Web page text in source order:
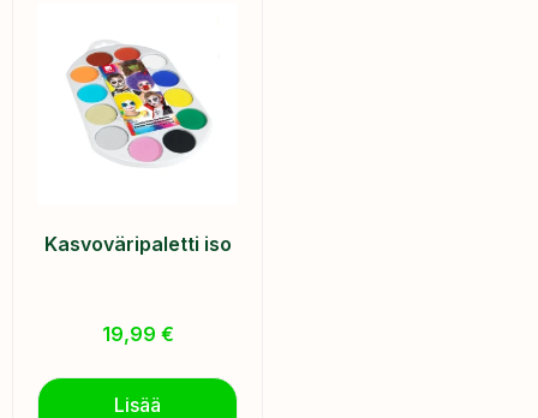
Kasvoväripaletti iso
19,99 €
Lisää